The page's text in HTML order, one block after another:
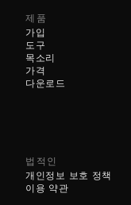
제품
가입
도구
목소리
가격
다운로드
법적인
개인정보 보호 정책
이용 약관